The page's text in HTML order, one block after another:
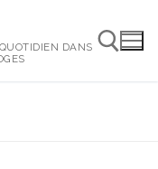
DANS